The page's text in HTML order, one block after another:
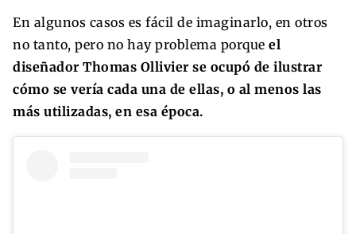
En algunos casos es fácil de imaginarlo, en otros
no tanto, pero no hay problema porque el
diseñador Thomas Ollivier se ocupó de ilustrar
cómo se vería cada una de ellas, o al menos las
más utilizadas, en esa época.